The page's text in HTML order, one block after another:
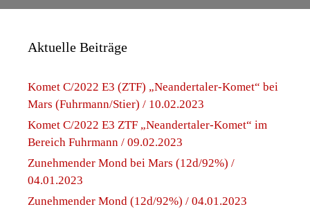
Aktuelle Beiträge
Komet C/2022 E3 (ZTF) „Neandertaler-Komet“ bei
Mars (Fuhrmann/Stier) / 10.02.2023
Komet C/2022 E3 ZTF „Neandertaler-Komet“ im
Bereich Fuhrmann / 09.02.2023
Zunehmender Mond bei Mars (12d/92%) /
04.01.2023
Zunehmender Mond (12d/92%) / 04.01.2023